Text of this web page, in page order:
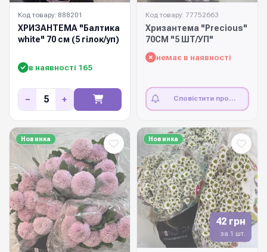
Код товару: 888201
ХРИЗАНТЕМА "Балтика
white" 70 см (5 гілок/уп)
в наявності 165
− +
Код товару: 77752663
Хризантема "Precious"
70СМ "5 ШТ/УП"
немає в наявності
Сповістити про
Новинка
42 грн
за 1 шт.
Новинка